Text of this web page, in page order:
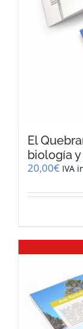
El
biología
20,00€ IVA